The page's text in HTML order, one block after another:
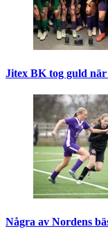
Jitex BK tog guld
Några av Nordens